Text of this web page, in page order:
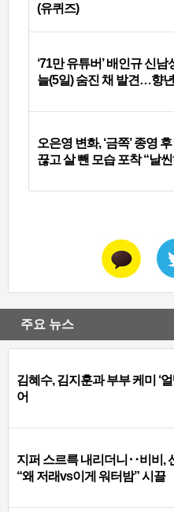
(유퀴즈)
‘71만 유튜버’ 배인규 신
늘(5일) 숨진 채 발견…향년
오은영 변화, ‘금쪽’ 종영 후
끊고 살 뺀 모습 포착 “날
주요 뉴스
김혜수, 김지훈과 부부 케미 ‘
어
지퍼 스르륵 내리더니‥비비,
“왜 저래vs이게 워터밤” 시끌